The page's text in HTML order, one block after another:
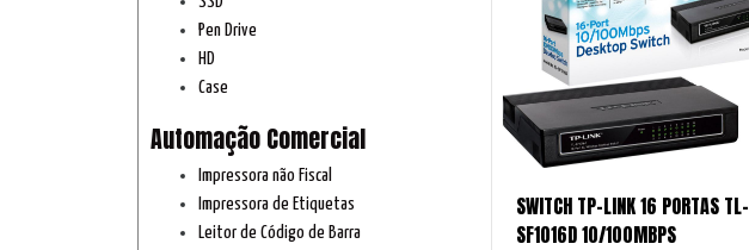
Pen Drive
HD
Case
Automação Comercial
Impressora não Fiscal
Impressora de Etiquetas
Leitor de Código de Barra
SWITCH TP-LINK 16 PORTAS TL-
SF1016D 10/100MBPS